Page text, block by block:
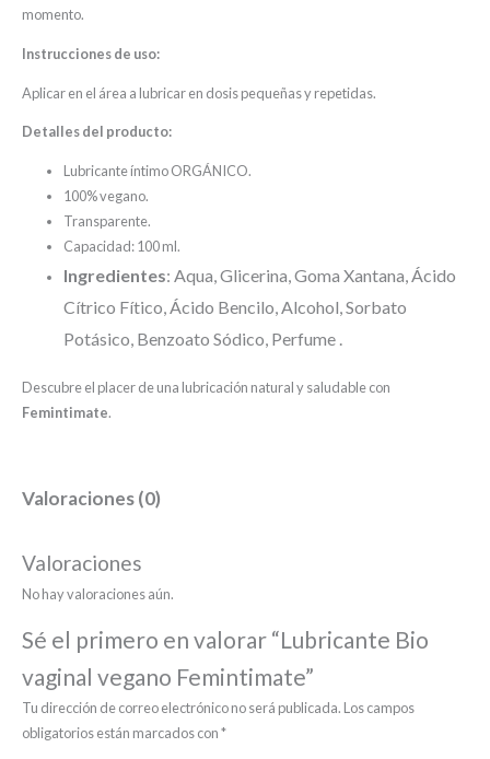
momento.
Instrucciones de uso:
Aplicar en el área a lubricar en dosis pequeñas y repetidas.
Detalles del producto:
Lubricante íntimo ORGÁNICO.
100% vegano.
Transparente.
Capacidad: 100 ml.
Ingredientes: Aqua, Glicerina, Goma Xantana, Ácido
Cítrico Fítico, Ácido Bencilo, Alcohol, Sorbato
Potásico, Benzoato Sódico, Perfume .
Descubre el placer de una lubricación natural y saludable con
Femintimate.
Valoraciones (0)
Valoraciones
No hay valoraciones aún.
Sé el primero en valorar “Lubricante Bio
vaginal vegano Femintimate”
Tu dirección de correo electrónico no será publicada. Los campos
obligatorios están marcados con*